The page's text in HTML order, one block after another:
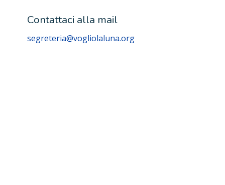
Contattaci alla mail
segreteria@vogliolaluna.org